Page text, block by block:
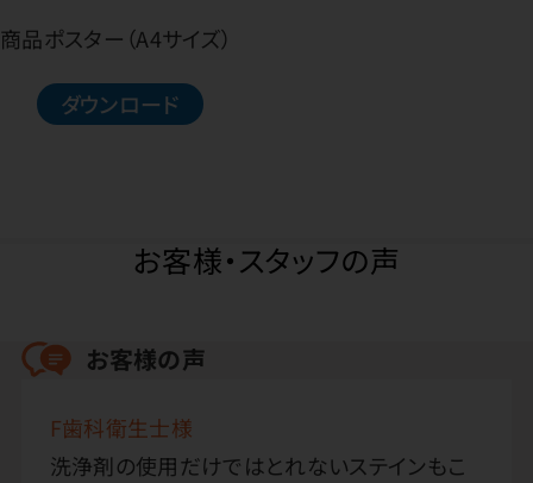
商品ポスター（A4サイズ）
ダウンロード
お客様・スタッフの声
お客様の声
F歯科衛生士様
洗浄剤の使用だけではとれないステインもこ